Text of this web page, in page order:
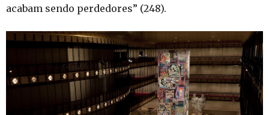
acabam sendo perdedores” (248).